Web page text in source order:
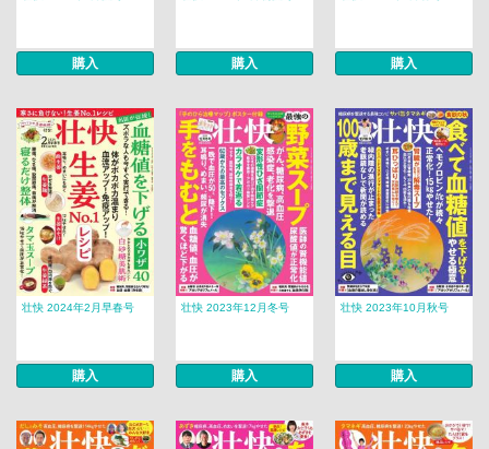
購入 購入 購入
壮快 2024年2月早春号
購入
壮快 2023年12月冬号
購入
壮快 2023年10月秋号
購入